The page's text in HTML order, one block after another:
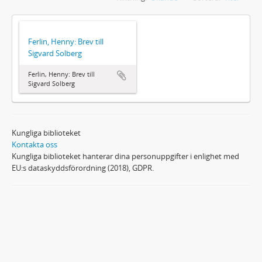
Ferlin, Henny: Brev till
Sigvard Solberg
Ferlin, Henny: Brev till
Sigvard Solberg
Kungliga biblioteket
Kontakta oss
Kungliga biblioteket hanterar dina personuppgifter i enlighet med
EU:s dataskyddsförordning (2018), GDPR.